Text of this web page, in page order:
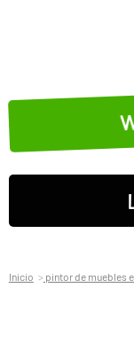
Inicio pintor de muebles